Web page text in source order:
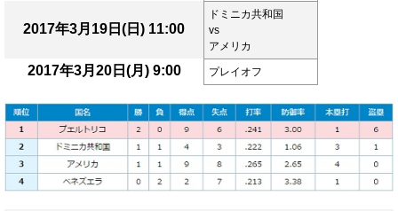
2017年3月19日(日) 11:00
ドミニカ共和国
vs
アメリカ
2017年3月20日(月) 9:00 プレイオフ